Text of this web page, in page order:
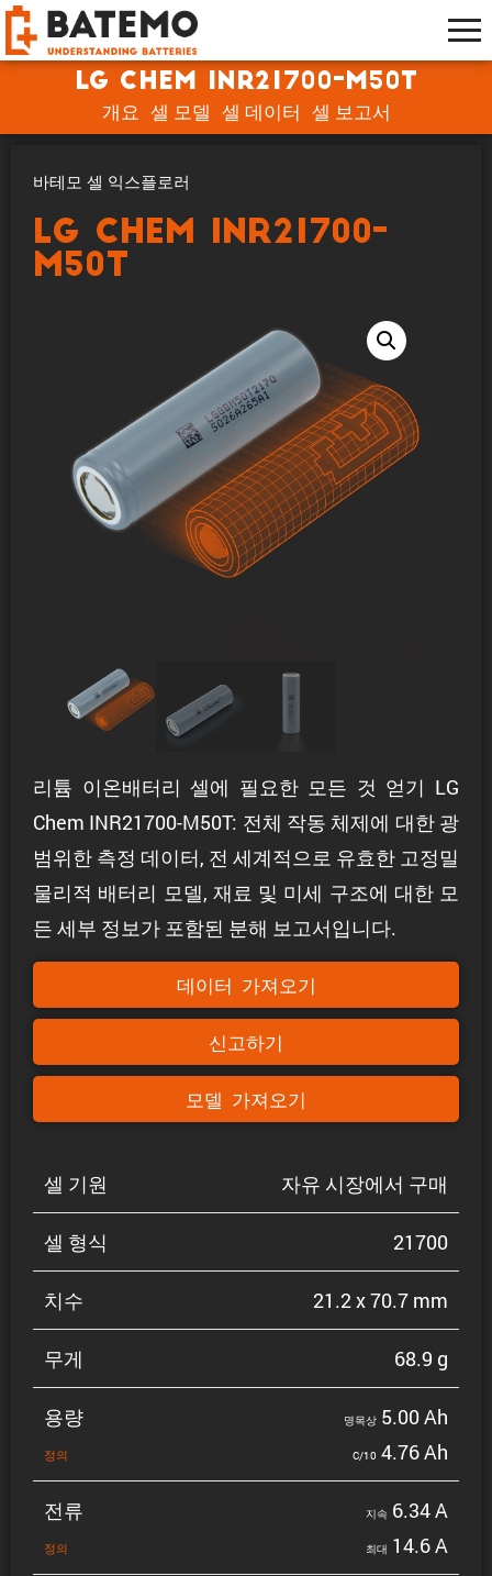
LG Chem INR21700-M50T
개요 셀 모델 셀 데이터 셀 보고서
바테모 셀 익스플로러
LG Chem INR21700-
M50T
리튬 이온배터리 셀에 필요한 모든 것 얻기 LG
Chem INR21700-M50T: 전체 작동 체제에 대한 광
범위한 측정 데이터, 전 세계적으로 유효한 고정밀
물리적 배터리 모델, 재료 및 미세 구조에 대한 모
든 세부 정보가 포함된 분해 보고서입니다.
데이터 가져오기
신고하기
모델 가져오기
셀 기원 자유 시장에서 구매
셀 형식 21700
치수 21.2 x 70.7 mm
무게 68.9 g
용량
정의
명목상 5.00 Ah
C/10 4.76 Ah
전류
정의
지속 6.34 A
최대 14.6 A